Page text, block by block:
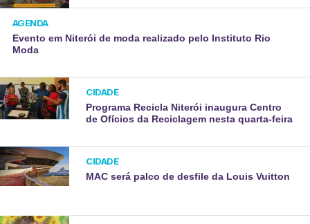
AGENDA
Evento em Niterói de moda realizado pelo Instituto Rio
Moda
CIDADE
Programa Recicla Niterói inaugura Centro
de Ofícios da Reciclagem nesta quarta-feira
CIDADE
MAC será palco de desfile da Louis Vuitton